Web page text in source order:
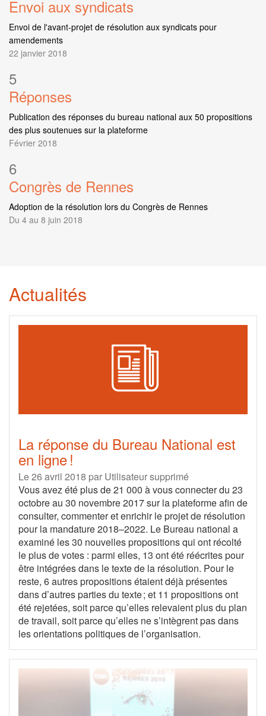
Envoi aux syndicats
Envoi de l'avant-projet de résolution aux syndicats pour
amendements
22 janvier 2018
5
Réponses
Publication des réponses du bureau national aux 50 propositions
des plus soutenues sur la plateforme
Février 2018
6
Congrès de Rennes
Adoption de la résolution lors du Congrès de Rennes
Du 4 au 8 juin 2018
Actualités
La réponse du Bureau National est
en ligne !
Le 26 avril 2018 par Utilisateur supprimé
Vous avez été plus de 21 000 à vous connecter du 23
octobre au 30 novembre 2017 sur la plateforme afin de
consulter, commenter et enrichir le projet de résolution
pour la mandature 2018–2022. Le Bureau national a
examiné les 30 nouvelles propositions qui ont récolté
le plus de votes : parmi elles, 13 ont été réécrites pour
être intégrées dans le texte de la résolution. Pour le
reste, 6 autres propositions étaient déjà présentes
dans d’autres parties du texte ; et 11 propositions ont
été rejetées, soit parce qu’elles relevaient plus du plan
de travail, soit parce qu’elles ne s’intègrent pas dans
les orientations politiques de l’organisation.